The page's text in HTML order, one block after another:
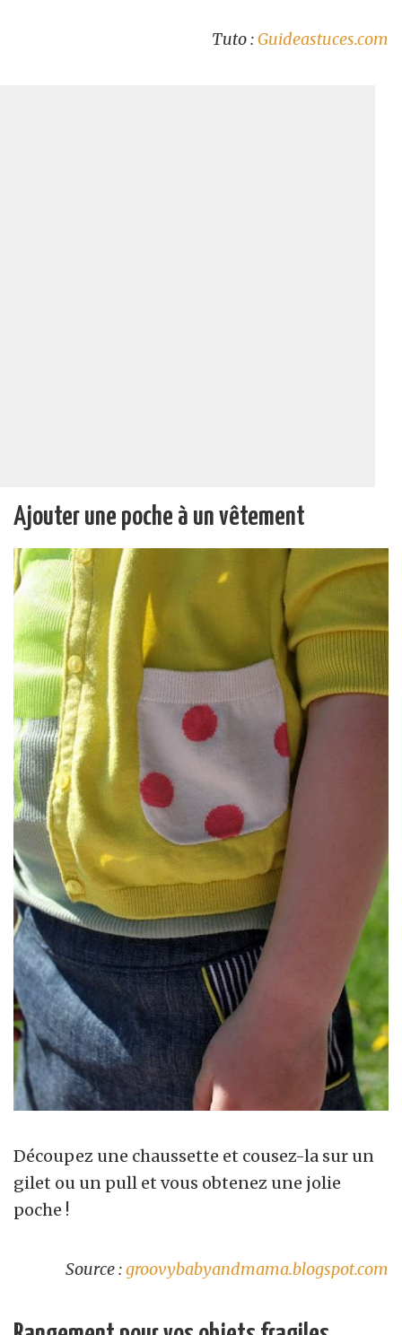
Tuto :Guideastuces.com
Ajouter une poche à un vêtement
Découpez une chaussette et cousez-la sur un
gilet ou un pull et vous obtenez une jolie
poche !
Source :groovybabyandmama.blogspot.com